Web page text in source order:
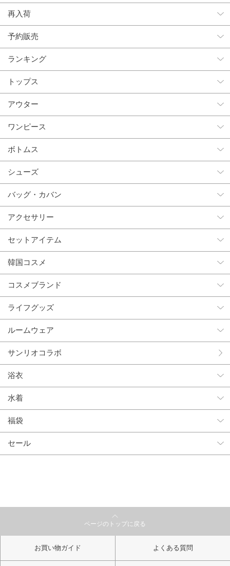
再入荷
予約販売
ランキング
トップス
アウター
ワンピース
ボトムス
シューズ
バッグ・カバン
アクセサリー
セットアイテム
韓国コスメ
コスメブランド
ライフグッズ
ルームウェア
サンリオコラボ
浴衣
水着
福袋
セール
ページのトップに戻る
お買い物ガイド よくある質問